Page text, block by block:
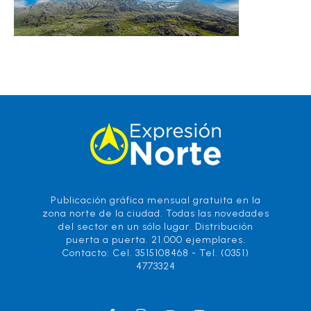
Publicación gráfica mensual gratuita en la
zona norte de la ciudad. Todas las novedades
del sector en un sólo lugar. Distribución
puerta a puerta. 21.000 ejemplares.
Contacto: Cel. 3515108468 - Tel. (0351)
4773324